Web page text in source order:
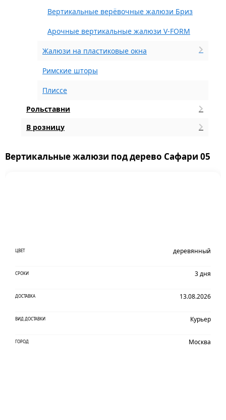
Вертикальные верёвочные жалюзи Бриз
Арочные вертикальные жалюзи V-FORM
Жалюзи на пластиковые окна
Римские шторы
Плиссе
Рольставни
В розницу
Вертикальные жалюзи под дерево Сафари 05
ЦВЕТ деревянный
СРОКИ 3 дня
ДОСТАВКА 13.08.2026
ВИД ДОСТАВКИ Курьер
ГОРОД Москва